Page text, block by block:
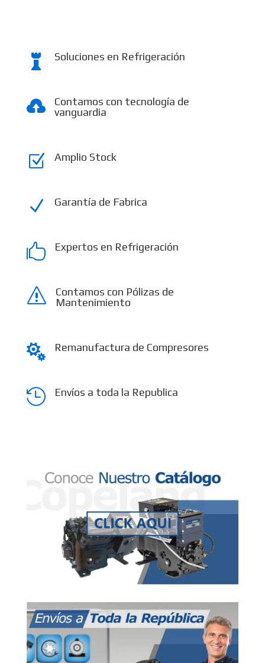
 Soluciones en Refrigeración

Contamos con tecnología de
vanguardia
Z Amplio Stock
N Garantía de Fabrica
 Expertos en Refrigeración
s
Contamos con Pólizas de
Mantenimiento
 Remanufactura de Compresores
 Envíos a toda la Republica